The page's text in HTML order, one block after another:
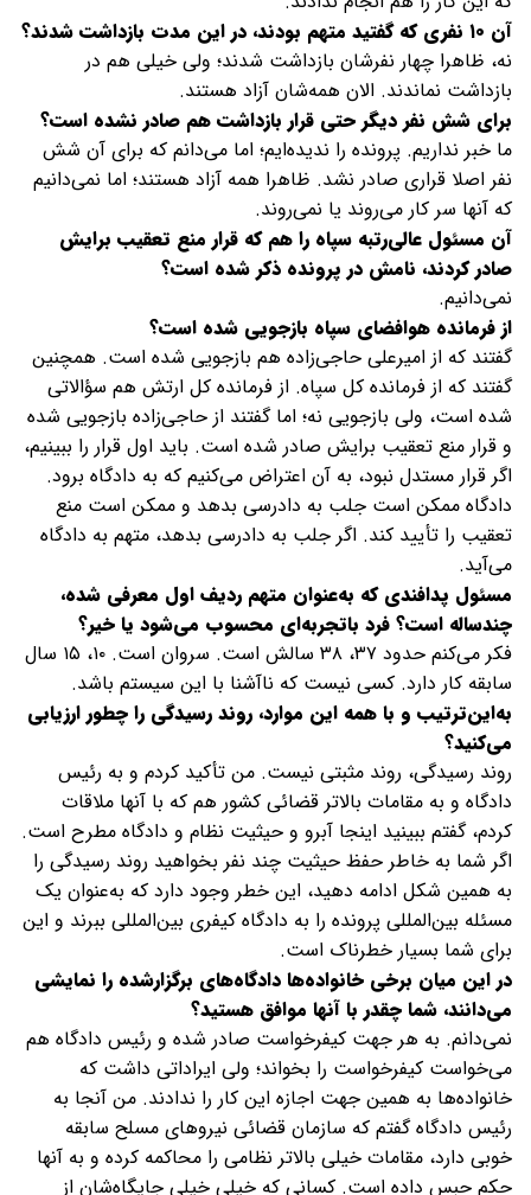
آن ۱۰ نفری که گفتید متهم بودند، در این مدت بازداشت شدند؟
نه، ظاهرا چهار نفرشان بازداشت شدند؛ ولی خیلی هم در
بازداشت نماندند. الان همه‌شان آزاد هستند.
برای شش نفر دیگر حتی قرار بازداشت هم صادر نشده است؟
ما خبر نداریم. پرونده را ندیده‌ایم؛ اما می‌دانم که برای آن شش
نفر اصلا قراری صادر نشد. ظاهرا همه آزاد هستند؛ اما نمی‌دانیم
که آنها سر کار می‌روند یا نمی‌روند.
آن مسئول عالی‌رتبه سپاه را هم که قرار منع تعقیب برایش
صادر کردند، نامش در پرونده ذکر شده است؟
نمی‌دانیم.
از فرمانده هوافضای سپاه بازجویی شده است؟
گفتند که از امیرعلی حاجی‌زاده هم بازجویی شده است. همچنین
گفتند که از فرمانده کل سپاه. از فرمانده کل ارتش هم سؤالاتی
شده است، ولی بازجویی نه؛ اما گفتند از حاجی‌زاده بازجویی شده
و قرار منع تعقیب برایش صادر شده است. باید اول قرار را ببینیم،
اگر قرار مستدل نبود، به آن اعتراض می‌کنیم که به دادگاه برود.
دادگاه ممکن است جلب به دادرسی بدهد و ممکن است منع
تعقیب را تأیید کند. اگر جلب به دادرسی بدهد، متهم به دادگاه
می‌آید.
مسئول پدافندی که به‌عنوان متهم ردیف اول معرفی شده،
چند‌ساله است؟ فرد با‌تجربه‌ای محسوب می‌شود یا خیر؟
فکر می‌کنم حدود ۳۷، ۳۸ سالش است. سروان است. ۱۰، ۱۵ سال
سابقه کار دارد. کسی نیست که ناآشنا با این سیستم باشد.
به‌این‌ترتیب و با همه این موارد، روند رسیدگی را چطور ارزیابی
می‌کنید؟
روند رسیدگی، روند مثبتی نیست. من تأکید کردم و به رئیس
دادگاه و به مقامات بالاتر قضائی کشور هم که با آنها ملاقات
کردم، گفتم ببینید اینجا آبرو و حیثیت نظام و دادگاه مطرح است.
اگر شما به خاطر حفظ حیثیت چند نفر بخواهید روند رسیدگی را
به همین شکل ادامه دهید، این خطر وجود دارد که به‌عنوان یک
مسئله بین‌المللی پرونده را به دادگاه کیفری بین‌المللی ببرند و این
برای شما بسیار خطرناک است.
در ‌این‌ میان برخی خانواده‌ها دادگاه‌های برگزار‌شده را نمایشی
می‌دانند، شما چقدر با آنها موافق هستید؟
نمی‌دانم. به هر جهت کیفرخواست صادر شده و رئیس دادگاه هم
می‌خواست کیفرخواست را بخواند؛ ولی ایراداتی داشت که
خانواده‌ها به همین جهت اجازه این کار را ندادند. من آنجا به
رئیس دادگاه گفتم که سازمان قضائی نیروهای مسلح سابقه
خوبی دارد، مقامات خیلی بالاتر نظامی را محاکمه کرده و به آنها
حکم حبس داده است. کسانی که خیلی خیلی جایگاه‌شان از